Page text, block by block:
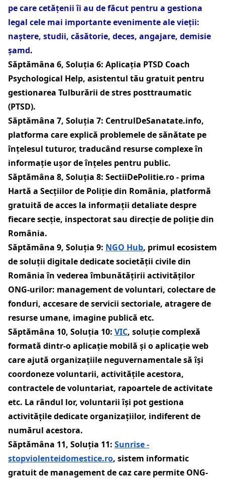
pe care cetățenii îi au de făcut pentru a gestiona
legal cele mai importante evenimente ale vieții:
naștere, studii, căsătorie, deces, angajare, demisie
șamd.
Săptămâna 6, Soluția 6: Aplicația PTSD Coach
Psychological Help, asistentul tău gratuit pentru
gestionarea Tulburării de stres posttraumatic
(PTSD).
Săptămâna 7, Soluția 7: CentrulDeSanatate.info,
platforma careexplică problemele de sănătate pe
înțelesul tuturor, traducând resurse complexe în
informație ușor de înțeles pentru public.
Săptămâna 8, Soluția 8: SectiiDePolitie.ro- prima
Hartă a Secțiilor de Poliție din România, platformă
gratuită de acces la informații detaliate despre
fiecare secție, inspectorat sau direcție de poliție din
România.
Săptămâna 9, Soluția 9: NGO Hub, primul ecosistem
de soluții digitale dedicate societății civile din
România în vederea îmbunătățirii activităților
ONG-urilor: management de voluntari, colectare de
fonduri, accesare de servicii sectoriale, atragere de
resurse umane, imagine publică etc.
Săptămâna 10, Soluția 10: VIC, soluție complexă
formată dintr-oaplicație mobilă și o aplicație web
care ajută organizațiile neguvernamentale să își
coordoneze voluntarii, activitățile acestora,
contractele de voluntariat, rapoartele de activitate
etc. La rândul lor, voluntarii își pot gestiona
activitățile dedicate organizațiilor, indiferent de
numărul acestora.
Săptămâna 11, Soluția 11: Sunrise -
stopviolenteidomestice.ro, sistem informatic
gratuit de management de cazcare permite ONG-